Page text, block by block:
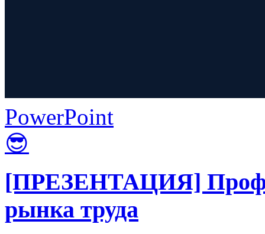
PowerPoint
😎
[ПРЕЗЕНТАЦИЯ]
рынка труда